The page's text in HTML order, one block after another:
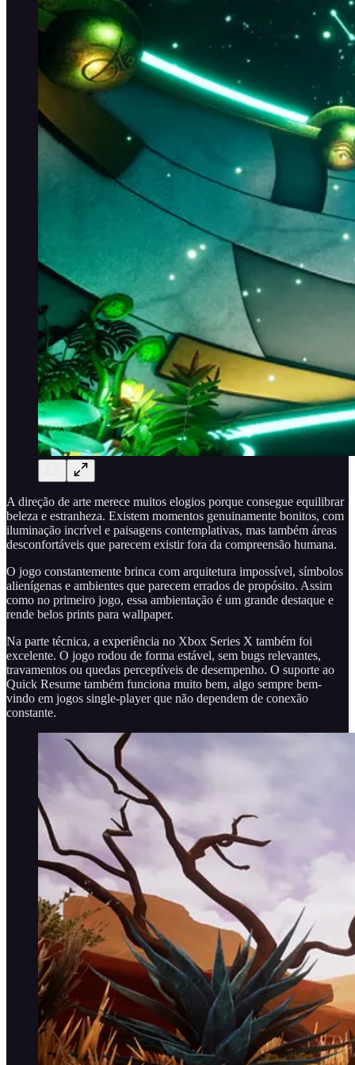
A direção de arte merece muitos elogios porque consegue equilibrar
beleza e estranheza. Existem momentos genuinamente bonitos, com
iluminação incrível e paisagens contemplativas, mas também áreas
desconfortáveis que parecem existir fora da compreensão humana.
O jogo constantemente brinca com arquitetura impossível, símbolos
alienígenas e ambientes que parecem errados de propósito. Assim
como no primeiro jogo, essa ambientação é um grande destaque e
rende belos prints para wallpaper.
Na parte técnica, a experiência no Xbox Series X também foi
excelente. O jogo rodou de forma estável, sem bugs relevantes,
travamentos ou quedas perceptíveis de desempenho. O suporte ao
Quick Resume também funciona muito bem, algo sempre bem-
vindo em jogos single-player que não dependem de conexão
constante.